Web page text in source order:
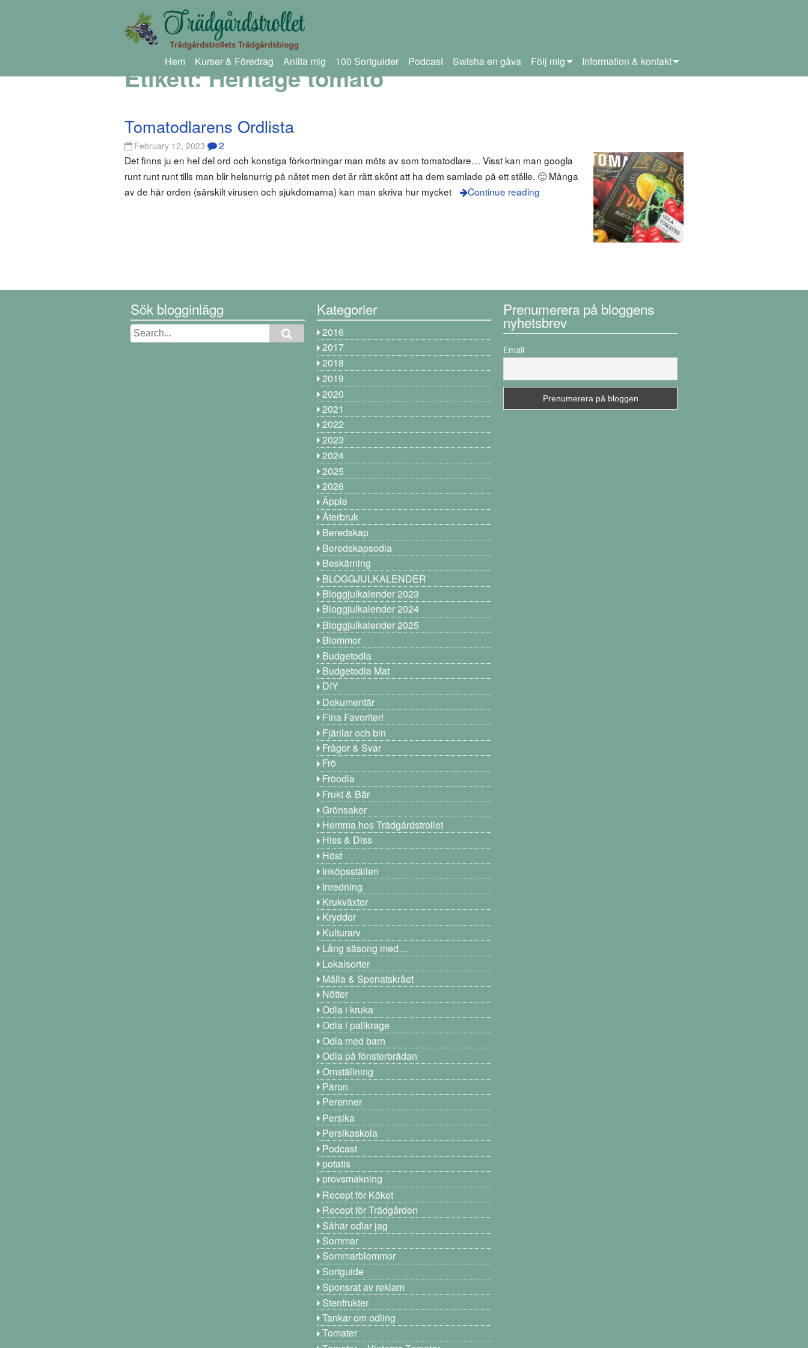
Hem Kurser & Föredrag Anlita mig 100 Sortguider Podcast Swisha en gåva Följ mig Information & kontakt
Etikett:Heritage tomato
Tomatodlarens Ordlista
February 12, 2023 2
Det finns ju en hel del ord och konstiga förkortningar man möts av som tomatodlare… Visst kan man googla
runt runt runt tills man blir helsnurrig på nätet men det är rätt skönt att ha dem samlade på ett ställe. 🙂 Många
av de här orden (särskilt virusen och sjukdomarna) kan man skriva hur mycket
Continue reading
Sök blogginlägg Kategorier
2016
2017
2018
2019
2020
2021
2022
2023
2024
2025
2026
Äpple
Återbruk
Beredskap
Beredskapsodla
Beskärning
BLOGGJULKALENDER
Bloggjulkalender 2023
Bloggjulkalender 2024
Bloggjulkalender 2025
Blommor
Budgetodla
Budgetodla Mat
DIY
Dokumentär
Fina Favoriter!
Fjärilar och bin
Frågor & Svar
Frö
Fröodla
Frukt & Bär
Grönsaker
Hemma hos Trädgårdstrollet
Hiss & Diss
Höst
Inköpsställen
Inredning
Krukväxter
Kryddor
Kulturarv
Lång säsong med…
Lokalsorter
Målla & Spenatskrået
Nötter
Odla i kruka
Odla i pallkrage
Odla med barn
Odla på fönsterbrädan
Omställning
Päron
Perenner
Persika
Persikaskola
Podcast
potatis
provsmakning
Recept för Köket
Recept för Trädgården
Såhär odlar jag
Sommar
Sommarblommor
Sortguide
Sponsrat av reklam
Stenfrukter
Tankar om odling
Tomater
Prenumerera på bloggens
nyhetsbrev
Email